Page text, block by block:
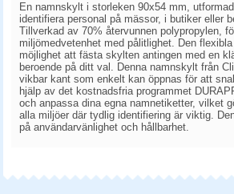
En namnskylt i storleken 90x54 mm,
identifiera personal på mässor, i butiker eller
Tillverkad av 70% återvunnen polypropylen,
miljömedvetenhet med pålitlighet. Den
möjlighet att fästa skylten antingen med en
beroende på ditt val. Denna namnskylt från
vikbar kant som enkelt kan öppnas för att
hjälp av det kostnadsfria programmet
och anpassa dina egna namnetiketter, vilket
alla miljöer där tydlig identifiering är viktig.
på användarvänlighet och hållbarhet.